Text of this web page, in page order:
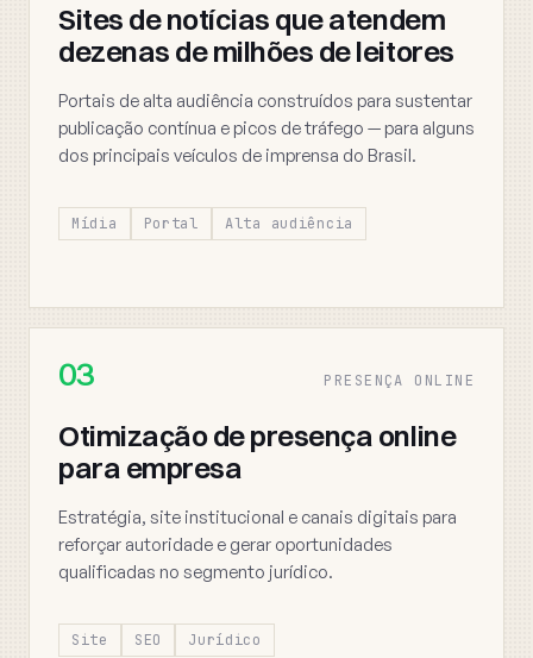
Sites de notícias que atendem
dezenas de milhões de leitores
Portais de alta audiência construídos para sustentar
publicação contínua e picos de tráfego — para alguns
dos principais veículos de imprensa do Brasil.
Mídia Portal Alta audiência
03 PRESENÇA ONLINE
Otimização de presença online
para empresa
Estratégia, site institucional e canais digitais para
reforçar autoridade e gerar oportunidades
qualificadas no segmento jurídico.
Site SEO Jurídico